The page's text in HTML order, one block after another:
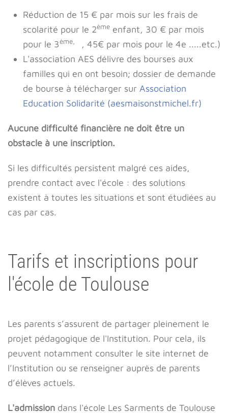
Réduction de 15 € par mois sur les frais de
scolarité pour le 2ème enfant, 30 € par mois
pour le 3ème,
, 45€ par mois pour le 4e .....etc.)
L'association AES délivre des bourses aux
familles qui en ont besoin; dossier de demande
de bourse à télécharger sur Association
Education Solidarité (aesmaisonstmichel.fr)
Aucune difficulté financière ne doit être un
obstacle à une inscription.
Si les difficultés persistent malgré ces aides,
prendre contact avec l'école : des solutions
existent à toutes les situations et sont étudiées au
cas par cas.
Tarifs et inscriptions pour
l'école de Toulouse
Les parents s’assurent de partager pleinement le
projet pédagogique de l'Institution. Pour cela, ils
peuvent notamment consulter le site internet de
l’Institution ou se renseigner auprès de parents
d’élèves actuels.
L'admission dans l'école Les Sarments de Toulouse